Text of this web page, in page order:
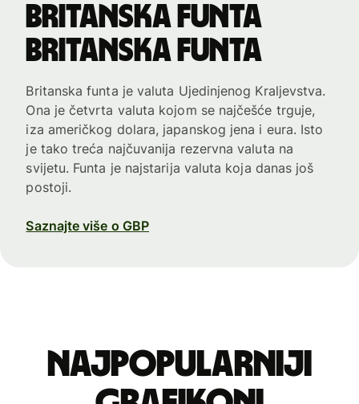
britanska funta
britanska funta
Britanska funta je valuta Ujedinjenog Kraljevstva.
Ona je četvrta valuta kojom se najčešće trguje,
iza američkog dolara, japanskog jena i eura. Isto
je tako treća najčuvanija rezervna valuta na
svijetu. Funta je najstarija valuta koja danas još
postoji.
Saznajte više o GBP
Najpopularniji